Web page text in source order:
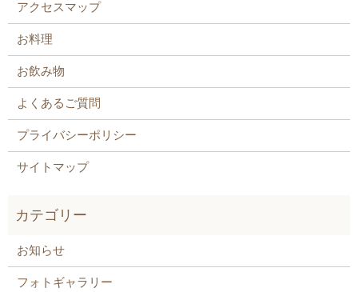
アクセスマップ
お料理
お飲み物
よくあるご質問
プライバシーポリシー
サイトマップ
お知らせ
フォトギャラリー